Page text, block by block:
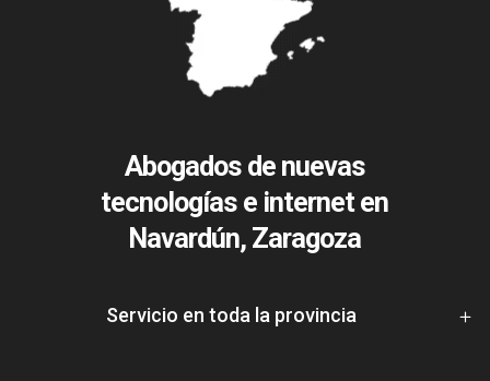
Abogados de nuevas
tecnologías e internet en
Navardún, Zaragoza
Servicio en toda la provincia